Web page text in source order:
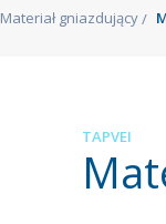
Materiał gniazdujący
TAPVEI